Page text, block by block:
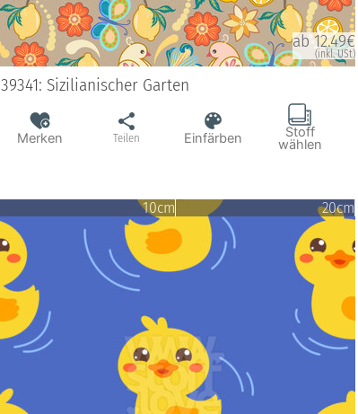
ab 12.49€
(inkl. USt)
39341: Sizilianischer Garten
Merken Teilen Einfärben Stoff
wählen
10cm 20cm